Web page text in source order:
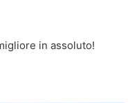
in assoluto!